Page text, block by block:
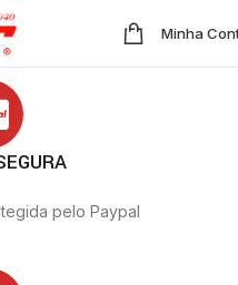
Minha
pelo Paypal